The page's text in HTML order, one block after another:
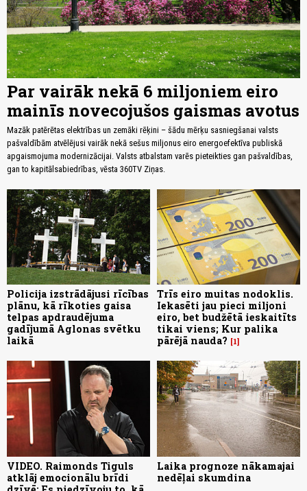
Par vairāk nekā 6 miljoniem eiro
mainīs novecojušos gaismas avotus
Mazāk patērētas elektrības un zemāki rēķini – šādu mērķu sasniegšanai valsts
pašvaldībām atvēlējusi vairāk nekā sešus miljonus eiro energoefektīva publiskā
apgaismojuma modernizācijai. Valsts atbalstam varēs pieteikties gan pašvaldības,
gan to kapitālsabiedrības, vēsta 360TV Ziņas.
Policija izstrādājusi rīcības
plānu, kā rīkoties gaisa
telpas apdraudējuma
gadījumā Aglonas svētku
laikā
Trīs eiro muitas nodoklis.
Iekasēti jau pieci miljoni
eiro, bet budžētā ieskaitīts
tikai viens; Kur palika
pārējā nauda?
1
VIDEO. Raimonds Tiguls
atklāj emocionālu brīdi
Laika prognoze nākamajai
nedēļai skumdina